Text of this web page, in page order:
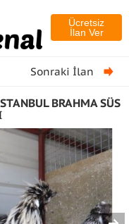
Ücretsiz
İlan Ver
Sonraki İlan
BRAHMA SÜS